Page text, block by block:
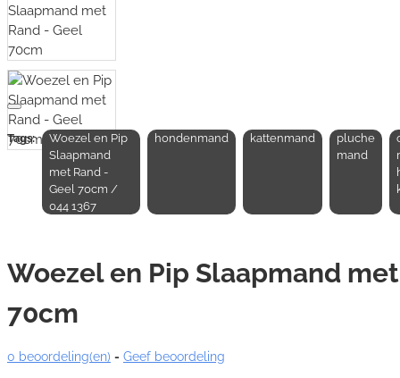
Tags:
Woezel en Pip
Slaapmand
met Rand -
Geel 70cm /
044 1367
hondenmand kattenmand
pluche
mand
Woezel en Pip Slaapmand
70cm
0 beoordeling(en) - Geef beoordeling